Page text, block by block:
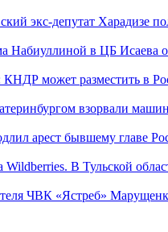
экс-депутат Харадизе
Набиуллиной в ЦБ Исаева
КНДР может разместить в
взорвали
арест бывшему главе
Wildberries. В Тульской
ЧВК «Ястреб»